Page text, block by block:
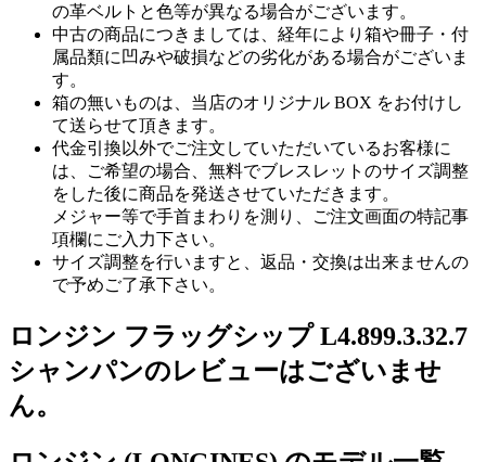
の革ベルトと色等が異なる場合がございます。
中古の商品につきましては、経年により箱や冊子・付
属品類に凹みや破損などの劣化がある場合がございま
す。
箱の無いものは、当店のオリジナル BOX をお付けし
て送らせて頂きます。
代金引換以外でご注文していただいているお客様に
は、ご希望の場合、無料でブレスレットのサイズ調整
をした後に商品を発送させていただきます。
メジャー等で手首まわりを測り、ご注文画面の特記事
項欄にご入力下さい。
サイズ調整を行いますと、返品・交換は出来ませんの
で予めご了承下さい。
ロンジン フラッグシップ L4.899.3.32.7
シャンパンのレビューはございませ
ん。